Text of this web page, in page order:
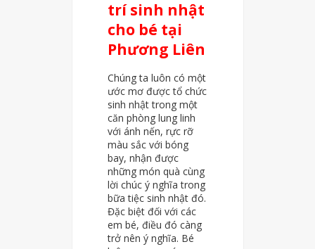
trí sinh nhật
cho bé tại
Phương Liên
Chúng ta luôn có một
ước mơ được tổ chức
sinh nhật trong một
căn phòng lung linh
với ánh nến, rực rỡ
màu sắc với bóng
bay, nhận được
những món quà cùng
lời chúc ý nghĩa trong
bữa tiệc sinh nhật đó.
Đặc biệt đối với các
em bé, điều đó càng
trở nên ý nghĩa. Bé